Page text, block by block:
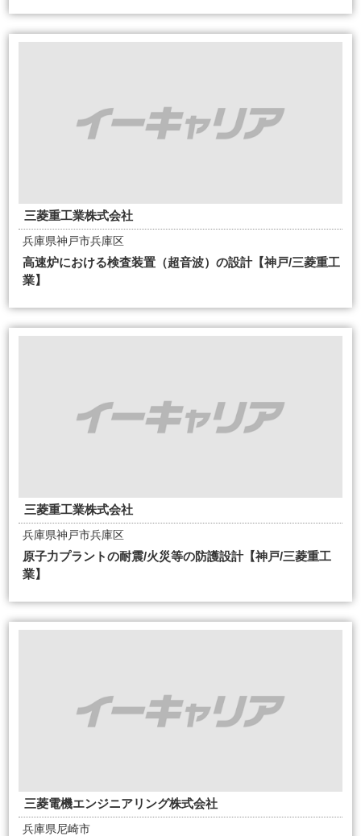
三菱重工業株式会社
兵庫県神戸市兵庫区
高速炉における検査装置（超音波）の設計【神戸/三菱重工
業】
三菱重工業株式会社
兵庫県神戸市兵庫区
原子力プラントの耐震/火災等の防護設計【神戸/三菱重工
業】
三菱電機エンジニアリング株式会社
兵庫県尼崎市